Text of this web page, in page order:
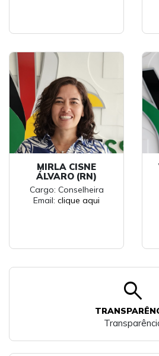
MIRLA CISNE
ÁLVARO (RN)
Cargo: Conselheira
Email: clique aqui
search